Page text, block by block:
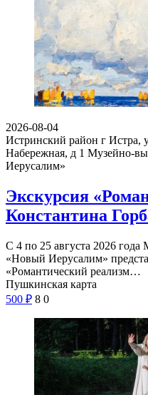
2026-08-04
Истринский район г Истра,
Набережная, д 1 Музейно-
Иерусалим»
Экскурсия
Константина
С 4 по 25 августа 2026
«Новый Иерусалим»
«Романтический реализм…
Пушкинская карта
500 ₽ 8 0